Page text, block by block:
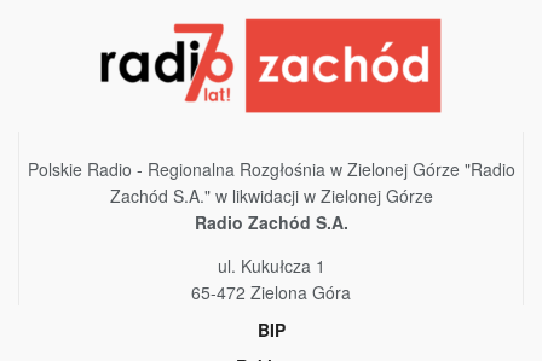
Polskie Radio - Regionalna Rozgłośnia w Zielonej Górze "Radio
Zachód S.A." w likwidacji w Zielonej Górze
Radio Zachód S.A.
ul. Kukułcza 1
65-472 Zielona Góra
BIP